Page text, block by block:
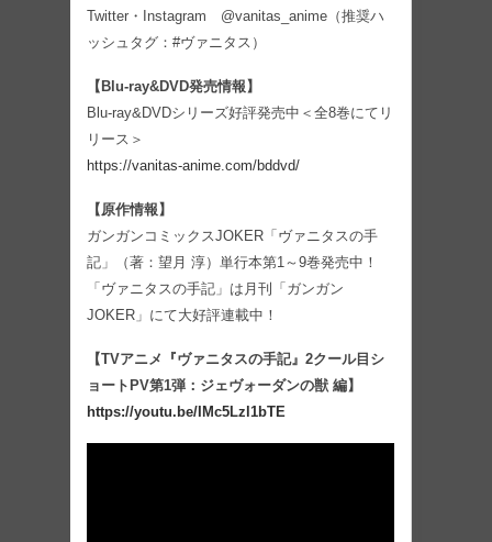
Twitter・Instagram @vanitas_anime（推奨ハ
ッシュタグ：#ヴァニタス）
【Blu-ray&DVD発売情報】
Blu-ray&DVDシリーズ好評発売中＜全8巻にてリ
リース＞
https://vanitas-anime.com/bddvd/
【原作情報】
ガンガンコミックスJOKER「ヴァニタスの手
記」（著：望月 淳）単行本第1～9巻発売中！
「ヴァニタスの手記」は月刊「ガンガン
JOKER」にて大好評連載中！
【TVアニメ『ヴァニタスの手記』2クール目シ
ョートPV第1弾：ジェヴォーダンの獣 編】
https://youtu.be/IMc5Lzl1bTE